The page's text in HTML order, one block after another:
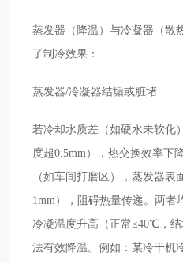
蒸发器（降温）与冷凝器（散
了制冷效果：
蒸发器/冷凝器结垢或脏堵
若冷却水质差（如硬水未软化
度超0.5mm），热交换效率下
（如车间打磨区），蒸发器表
1mm），阻碍热量传递。两者
冷凝温度升高（正常≤40℃，
法有效降温。例如：某冷干机